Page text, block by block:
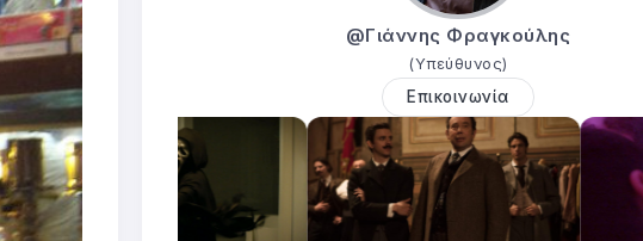
@Γιάννης Φραγκούλης
(Υπεύθυνος)
Επικοινωνία